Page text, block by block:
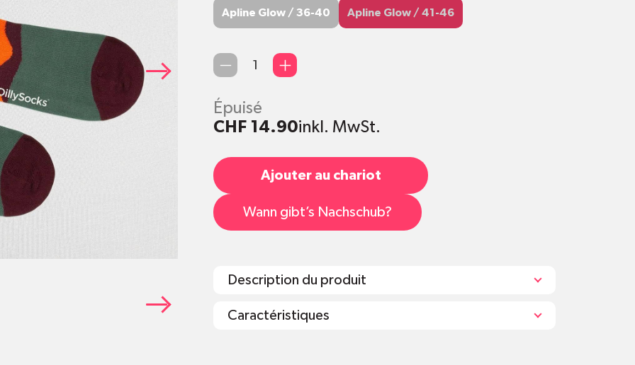
Apline Glow / 36-40
Apline Glow / 36-40 Apline Glow / 41-46
Apline Glow / 41-46
Quantité
Épuisé
CHF 14.90inkl. MwSt.
Ajouter au chariot
Wann gibt’s Nachschub?
Description du produit
Caractéristiques